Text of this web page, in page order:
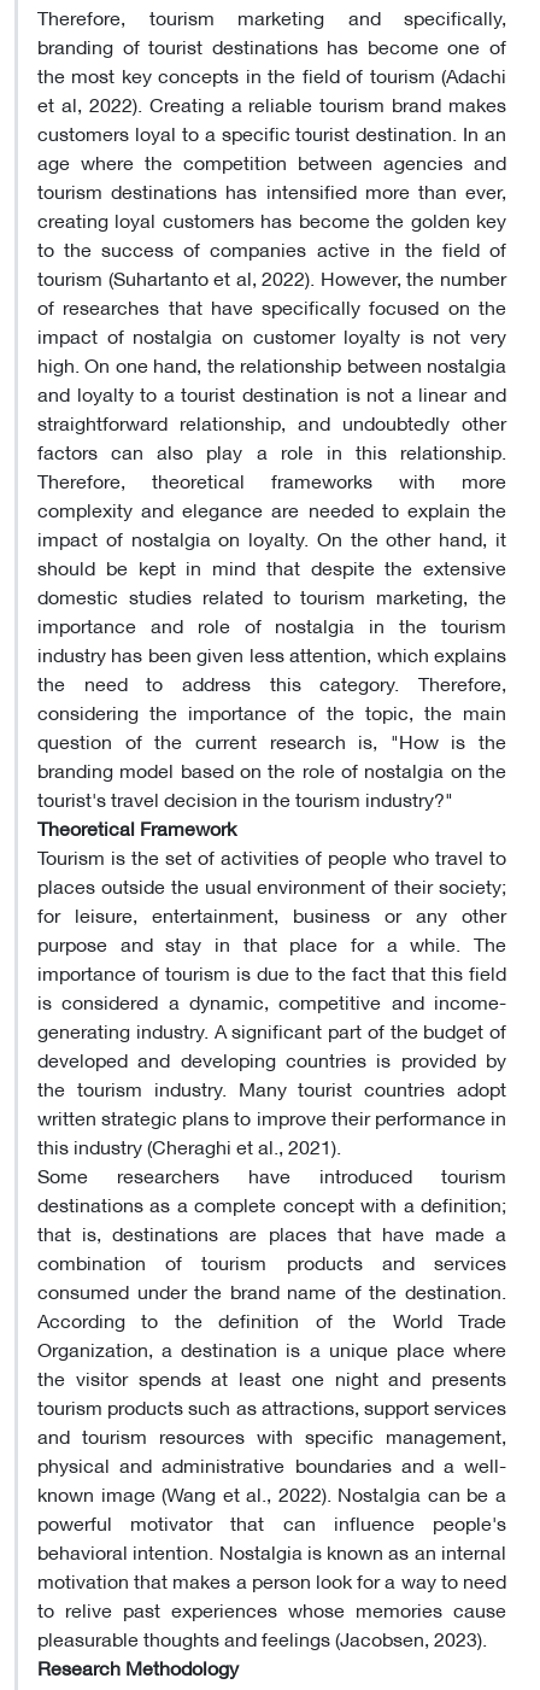
Therefore, tourism marketing and specifically,
branding of tourist destinations has become one of
the most key concepts in the field of tourism (Adachi
et al, 2022). Creating a reliable tourism brand makes
customers loyal to a specific tourist destination. In an
age where the competition between agencies and
tourism destinations has intensified more than ever,
creating loyal customers has become the golden key
to the success of companies active in the field of
tourism (Suhartanto et al, 2022). However, the number
of researches that have specifically focused on the
impact of nostalgia on customer loyalty is not very
high. On one hand, the relationship between nostalgia
and loyalty to a tourist destination is not a linear and
straightforward relationship, and undoubtedly other
factors can also play a role in this relationship.
Therefore, theoretical frameworks with more
complexity and elegance are needed to explain the
impact of nostalgia on loyalty. On the other hand, it
should be kept in mind that despite the extensive
domestic studies related to tourism marketing, the
importance and role of nostalgia in the tourism
industry has been given less attention, which explains
the need to address this category. Therefore,
considering the importance of the topic, the main
question of the current research is, "How is the
branding model based on the role of nostalgia on the
tourist's travel decision in the tourism industry?"
Theoretical Framework
Tourism is the set of activities of people who travel to
places outside the usual environment of their society;
for leisure, entertainment, business or any other
purpose and stay in that place for a while. The
importance of tourism is due to the fact that this field
is considered a dynamic, competitive and income-
generating industry. A significant part of the budget of
developed and developing countries is provided by
the tourism industry. Many tourist countries adopt
written strategic plans to improve their performance in
this industry (Cheraghi et al., 2021).
Some researchers have introduced tourism
destinations as a complete concept with a definition;
that is, destinations are places that have made a
combination of tourism products and services
consumed under the brand name of the destination.
According to the definition of the World Trade
Organization, a destination is a unique place where
the visitor spends at least one night and presents
tourism products such as attractions, support services
and tourism resources with specific management,
physical and administrative boundaries and a well-
known image (Wang et al., 2022). Nostalgia can be a
powerful motivator that can influence people's
behavioral intention. Nostalgia is known as an internal
motivation that makes a person look for a way to need
to relive past experiences whose memories cause
pleasurable thoughts and feelings (Jacobsen, 2023).
Research Methodology